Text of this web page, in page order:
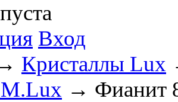
Вход
Кристаллы Lux
M.Lux → Фианит